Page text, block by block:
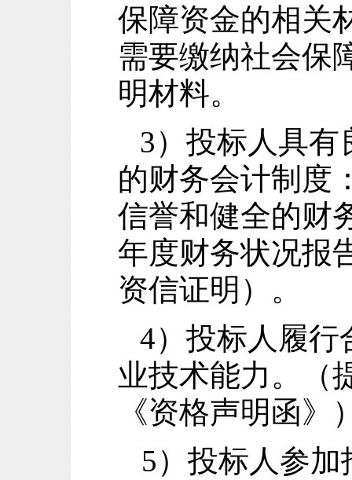
保障资金的相关
需要缴纳社会保
明材料。
3）投标人具有
的财务会计制度
信誉和健全的财
年度财务状况报
资信证明）。
4）投标人履行
业技术能力。（
《资格声明函》
5）投标人参